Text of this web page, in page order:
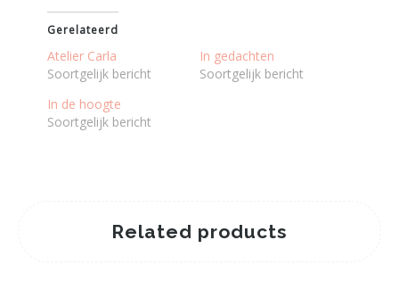
Gerelateerd
Atelier Carla
Soortgelijk bericht
In gedachten
Soortgelijk bericht
In de hoogte
Soortgelijk bericht
Related products